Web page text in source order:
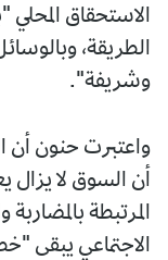
الاستحقاق
الطريقة،
وشريفة".
واعتبرت حنون أن
أن السوق لا يزال
المرتبطة
الاجتماعي يبقى